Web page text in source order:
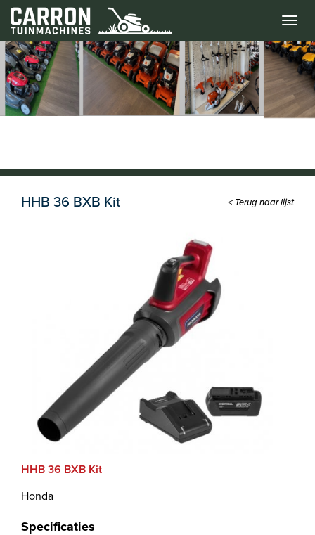
Menu
HHB 36 BXB Kit < Terug naar lijst
HHB 36 BXB Kit
Honda
Specificaties